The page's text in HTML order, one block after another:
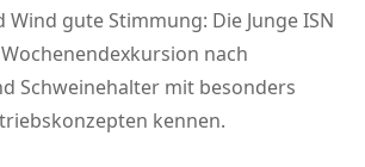
Wind gute Stimmung: Die Junge ISN
nach
Schweinehalter mit besonders
kennen.